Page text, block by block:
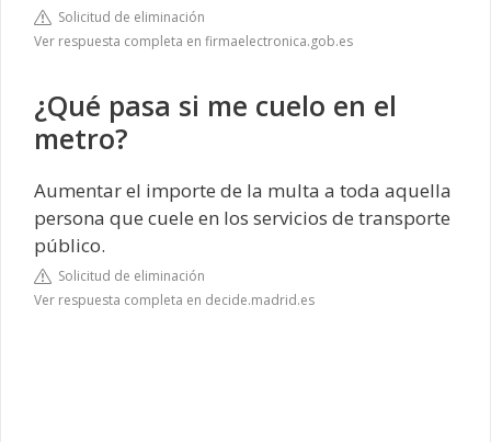
Solicitud de eliminación
Ver respuesta completa en firmaelectronica.gob.es
¿Qué pasa si me cuelo en el
metro?
Aumentar el importe de la multa a toda aquella
persona que cuele en los servicios de transporte
público.
Solicitud de eliminación
Ver respuesta completa en decide.madrid.es